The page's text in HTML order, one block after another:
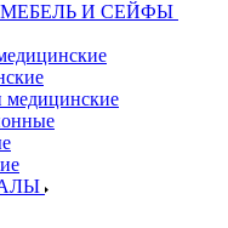
И СЕЙФЫ
медицинские